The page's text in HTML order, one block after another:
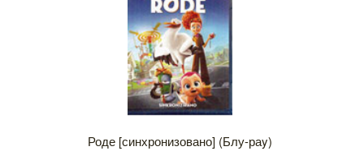
Роде [синхронизовано] (Блу-раy)